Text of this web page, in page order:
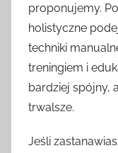
proponujemy.
holistyczne
techniki
treningiem i
bardziej spójny,
trwalsze.
Jeśli